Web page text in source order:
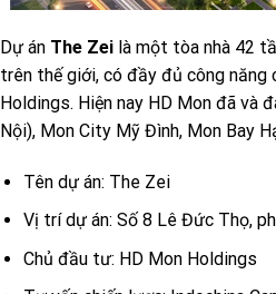
Dự án The Zei là một tòa nhà 42
trên thế giới, có đầy đủ công năng
Holdings. Hiện nay HD Mon đã và
Nội), Mon City Mỹ Đình, Mon Bay
Tên dự án: The Zei
Vị trí dự án: Số 8 Lê Đức Thọ,
Chủ đầu tư: HD Mon Holdings